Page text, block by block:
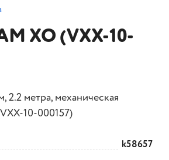
XO (VXX-10-
метра, механическая
10-000157)
k58657